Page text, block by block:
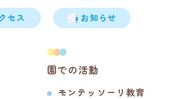
園での活動
モンテッソーリ教育
セス お知らせ